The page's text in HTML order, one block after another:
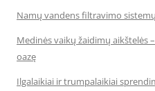
Namų vandens filtravimo
Medinės vaikų žaidimų aikštelės
oazę
Ilgalaikiai ir trumpalaikiai